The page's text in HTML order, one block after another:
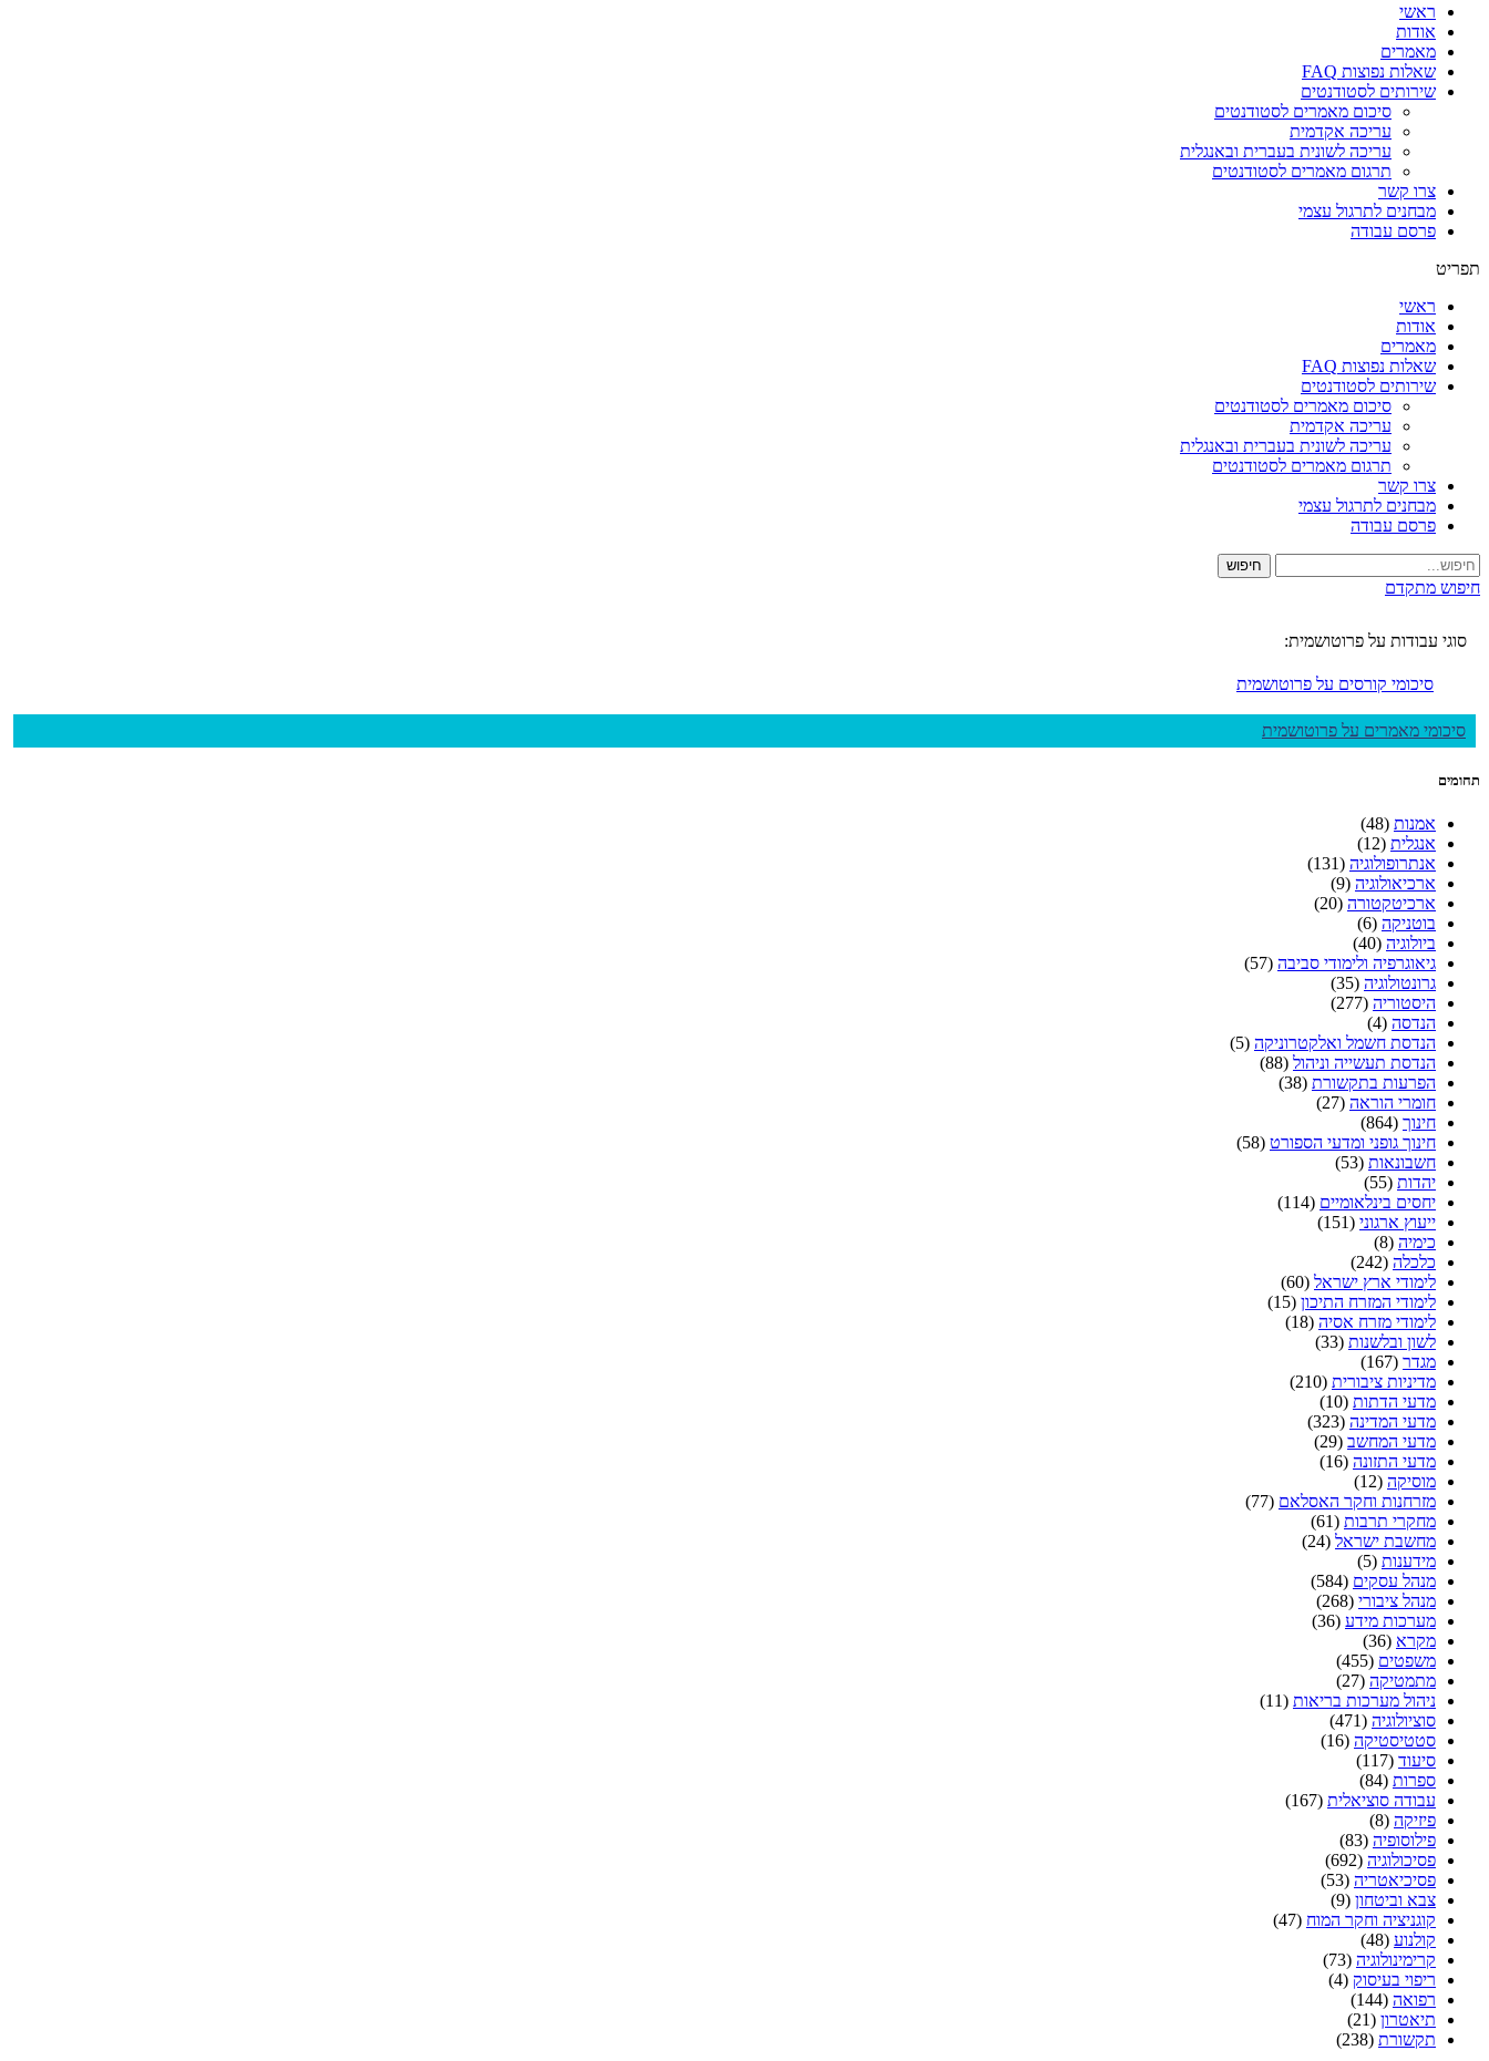
ראשי
אודות
מאמרים
שאלות נפוצות FAQ
שירותים לסטודנטים
סיכום מאמרים לסטודנטים
עריכה אקדמית
עריכה לשונית בעברית ובאנגלית
תרגום מאמרים לסטודנטים
צרו קשר
מבחנים לתרגול עצמי
פרסם עבודה
תפריט
ראשי
אודות
מאמרים
שאלות נפוצות FAQ
שירותים לסטודנטים
סיכום מאמרים לסטודנטים
עריכה אקדמית
עריכה לשונית בעברית ובאנגלית
תרגום מאמרים לסטודנטים
צרו קשר
מבחנים לתרגול עצמי
פרסם עבודה
חיפוש
חיפוש מתקדם
סוגי עבודות על פרוטושמית:
סיכומי קורסים על פרוטושמית
סיכומי מאמרים על פרוטושמית
תחומים
אמנות (48)
אנגלית (12)
אנתרופולוגיה (131)
ארכיאולוגיה (9)
ארכיטקטורה (20)
בוטניקה (6)
ביולוגיה (40)
גיאוגרפיה ולימודי סביבה (57)
גרונטולוגיה (35)
היסטוריה (277)
הנדסה (4)
הנדסת חשמל ואלקטרוניקה (5)
הנדסת תעשייה וניהול (88)
הפרעות בתקשורת (38)
חומרי הוראה (27)
חינוך (864)
חינוך גופני ומדעי הספורט (58)
חשבונאות (53)
יהדות (55)
יחסים בינלאומיים (114)
ייעוץ ארגוני (151)
כימיה (8)
כלכלה (242)
לימודי ארץ ישראל (60)
לימודי המזרח התיכון (15)
לימודי מזרח אסיה (18)
לשון ובלשנות (33)
מגדר (167)
מדיניות ציבורית (210)
מדעי הדתות (10)
מדעי המדינה (323)
מדעי המחשב (29)
מדעי התזונה (16)
מוסיקה (12)
מזרחנות וחקר האסלאם (77)
מחקרי תרבות (61)
מחשבת ישראל (24)
מידענות (5)
מנהל עסקים (584)
מנהל ציבורי (268)
מערכות מידע (36)
מקרא (36)
משפטים (455)
מתמטיקה (27)
ניהול מערכות בריאות (11)
סוציולוגיה (471)
סטטיסטיקה (16)
סיעוד (117)
ספרות (84)
עבודה סוציאלית (167)
פיזיקה (8)
פילוסופיה (83)
פסיכולוגיה (692)
פסיכיאטריה (53)
צבא וביטחון (9)
קוגניציה וחקר המוח (47)
קולנוע (48)
קרימינולוגיה (73)
ריפוי בעיסוק (4)
רפואה (144)
תיאטרון (21)
תקשורת (238)